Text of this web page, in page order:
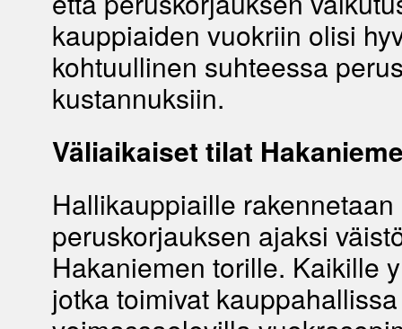
kauppiaiden vuokriin olisi
kohtuullinen suhteessa
kustannuksiin.
Väliaikaiset tilat
Hallikauppiaille rakennetaan
peruskorjauksen ajaksi
Hakaniemen torille. Kaikille
jotka toimivat